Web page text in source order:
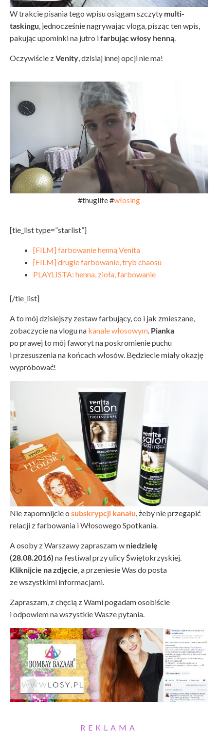
W trakcie pisania tego wpisu osiągam szczyty multi-
taskingu , jednocześnie nagrywając vloga, pisząc ten wpis,
pakując upominki na jutro ifarbując włosy henną
Oczywiście zVenity , dzisiaj innej opcji nie ma!
#thuglife #włosing
[tie_list type=”starlist”]
[FILM] farbowanie henną Venita
[FILM] drugie farbowanie, tryb chaosu
PLAYLISTA: henna, zioła, farbowanie
[/tie_list]
A to mój dzisiejszy zestaw farbujący, co i jak zmieszane,
zobaczycie na vlogu na kanale włosowym Pianka
po prawej to mój faworyt na poskromienie puchu
i przesuszenia na końcach włosów. Będziecie miały okazję
wypróbować!
Nie zapomnijcie o subskrypcji kanału , żeby nie przegapić
relacji z farbowania i Włosowego Spotkania.
A osoby z Warszawy zapraszam w niedzielę
(28.08.2016) na festiwal przy ulicy Świętokrzyskiej.
Kliknijcie na zdjęcie , a przeniesie Was do posta
ze wszystkimi informacjami.
Zapraszam, z chęcią z Wami pogadam osobiście
i odpowiem na wszystkie Wasze pytania.
REKLAMA